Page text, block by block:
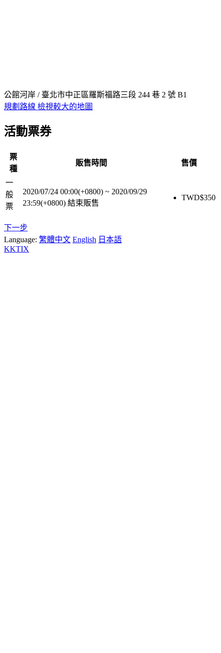
公館河岸 / 臺北市中正區羅斯福路三段 244 巷 2 號 B1
規劃路線 檢視較大的地圖
活動票券
票
種
販售時間 售價
一
般
票
2020/07/24 00:00(+0800) ~ 2020/09/29
23:59(+0800) 結束販售
TWD$350
下一步
Language: 繁體中文 English 日本語
KKTIX